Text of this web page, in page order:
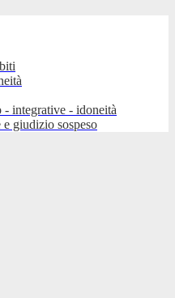
integrative - idoneità
giudizio sospeso